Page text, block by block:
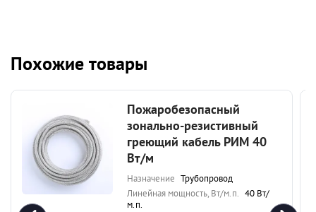
Похожие товары
Пожаробезопасный
зонально-резистивный
греющий кабель РИМ 40
Вт/м
Назначение Трубопровод
Линейная мощность, Вт/м.п. 40 Вт/
м.п.